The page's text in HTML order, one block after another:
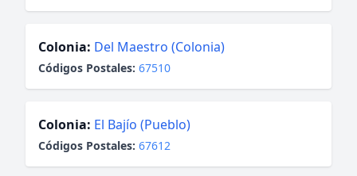
Colonia: Del Maestro (Colonia)
Códigos Postales: 67510
Colonia: El Bajío (Pueblo)
Códigos Postales: 67612